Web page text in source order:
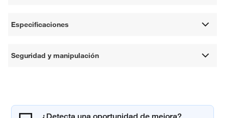
Especificaciones
Seguridad y manipulación